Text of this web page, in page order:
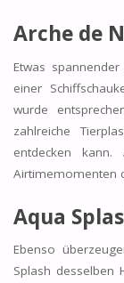
Arche de
Etwas
einer
wurde
zahlreiche
entdecken
Airtimemomenten
Aqua
Ebenso
Splash desselben